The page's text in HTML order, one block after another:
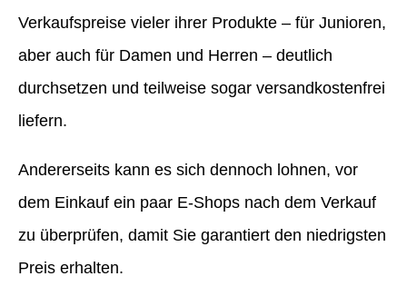
Verkaufspreise vieler ihrer Produkte – für Junioren,
aber auch für Damen und Herren – deutlich
durchsetzen und teilweise sogar versandkostenfrei
liefern.
Andererseits kann es sich dennoch lohnen, vor
dem Einkauf ein paar E-Shops nach dem Verkauf
zu überprüfen, damit Sie garantiert den niedrigsten
Preis erhalten.